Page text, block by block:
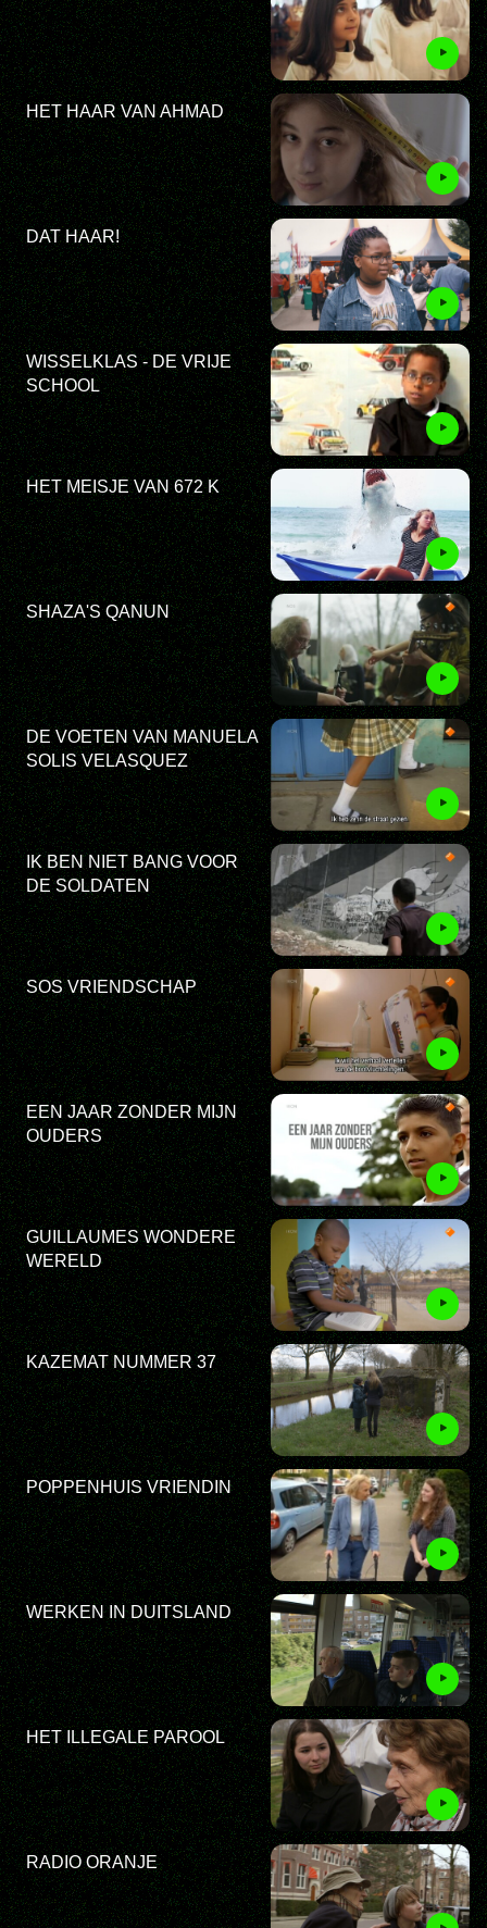
HET HAAR VAN AHMAD
DAT HAAR!
WISSELKLAS - DE VRIJE
SCHOOL
HET MEISJE VAN 672 K
SHAZA'S QANUN
DE VOETEN VAN MANUELA
SOLIS VELASQUEZ
IK BEN NIET BANG VOOR
DE SOLDATEN
SOS VRIENDSCHAP
EEN JAAR ZONDER MIJN
OUDERS
GUILLAUMES WONDERE
WERELD
KAZEMAT NUMMER 37
POPPENHUIS VRIENDIN
WERKEN IN DUITSLAND
HET ILLEGALE PAROOL
RADIO ORANJE